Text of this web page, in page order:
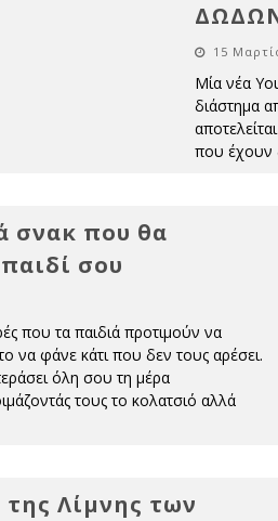
15
Μία νέα
διάστημα
που έχουν
σνακ που θα
σου
που τα παιδιά προτιμούν να
να φάνε κάτι που δεν τους αρέσει.
όλη σου τη μέρα
τους το κολατσιό αλλά
της Λίμνης των